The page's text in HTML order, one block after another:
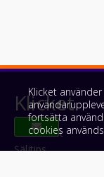
Klicket
Om Klicket
Säljtips
Klicket
fortsätta
cookies